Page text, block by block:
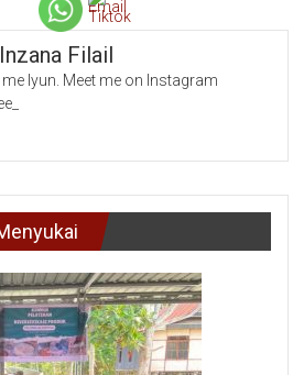
Filail
Iyun. Meet me on Instagram